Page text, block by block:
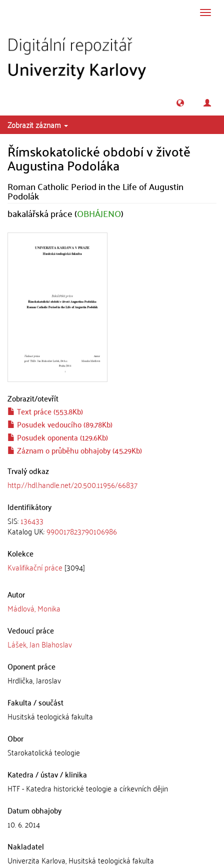
Zobrazit záznam
Římskokatolické období v životě
Augustina Podoláka
Roman Catholic Period in the Life of Augustin
Podolák
bakalářská práce (OBHÁJENO)
Zobrazit/otevřít
Text práce (553.8Kb)
Posudek vedoucího (89.78Kb)
Posudek oponenta (129.6Kb)
Záznam o průběhu obhajoby (45.29Kb)
Trvalý odkaz
http://hdl.handle.net/20.500.11956/66837
Identifikátory
SIS:136433
Katalog UK:990017823790106986
Kolekce
Kvalifikační práce [3094]
Autor
Mádlová, Monika
Vedoucí práce
Lášek, Jan Blahoslav
Oponent práce
Hrdlička, Jaroslav
Fakulta / součást
Husitská teologická fakulta
Obor
Starokatolická teologie
Katedra / ústav / klinika
HTF - Katedra historické teologie a církevních dějin
Datum obhajoby
10. 6. 2014
Nakladatel
Univerzita Karlova, Husitská teologická fakulta